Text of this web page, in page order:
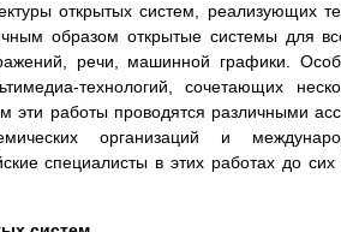
открытых систем, реализующих
образом открытые системы для
речи, машинной графики.
технологий, сочетающих
эти работы проводятся различными
организаций и
специалисты в этих работах до